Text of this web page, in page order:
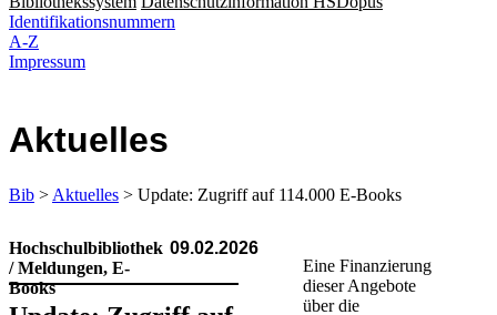
Identifikationsnummern
A-Z
Impressum
Aktuelles
Bib > Aktuelles > Update: Zugriff auf 114.000 E-Books
Hochschulbibliothek
/ Meldungen, E-
Books
09.02.2026
Eine Finanzierung
dieser Angebote
über die